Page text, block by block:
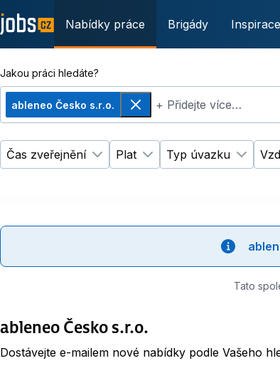
Nabídky práce Brigády Inspirace
Jakou práci hledáte?
ableneo Česko s.r.o.
Odebrat+ Přidejte více…
Čas zveřejnění
Změnit filtr Čas zveřejnění
Plat
Změnit filtr Plat
Typ úvazku
Tato
ableneo Česko s.r.o.
Dostávejte e-mailem nové nabídky podle Vašeho